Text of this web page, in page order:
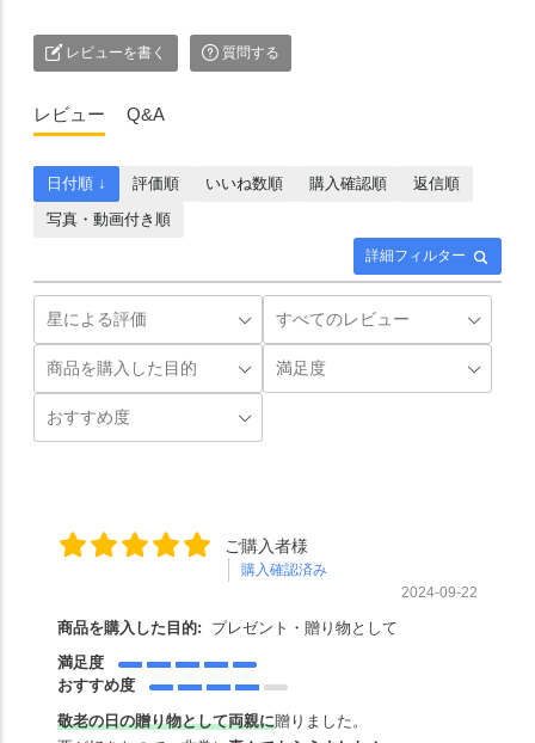
レビューを書く 質問する
レビュー Q&A
詳細フィルター
日付順 ↓ 評価順 いいね数順 購入確認順
返信順
写真・動画付き順
ご購入者様
購入確認済み
2024-09-22
商品を購入した目的:
プレゼント・贈り物として
満足度
おすすめ度
敬老の日の贈り物として両親に贈りました。